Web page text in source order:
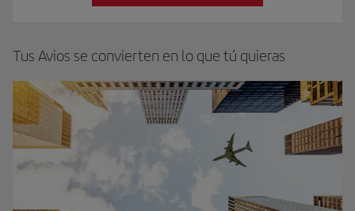
Tus Avios se convierten en lo que tú quieras